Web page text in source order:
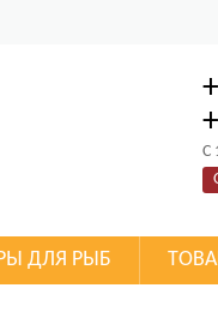
C
ДЛЯ РЫБ